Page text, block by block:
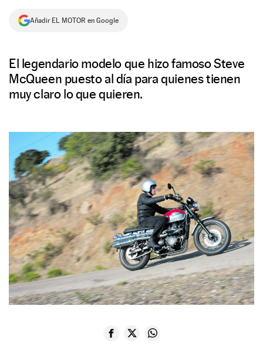
NEWSLETTER
Añadir EL MOTOR en Google
El legendario modelo que hizo famoso Steve
McQueen puesto al día para quienes tienen
muy claro lo que quieren.